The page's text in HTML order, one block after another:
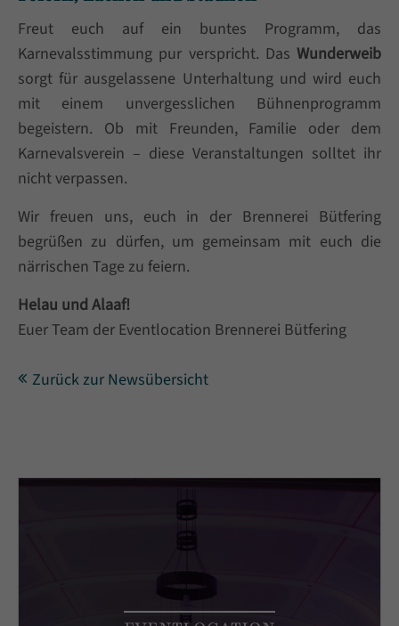
Freut euch auf ein buntes Programm, das
Karnevalsstimmung pur verspricht. Das Wunderweib
sorgt für ausgelassene Unterhaltung und wird euch
mit einem unvergesslichen Bühnenprogramm
begeistern. Ob mit Freunden, Familie oder dem
Karnevalsverein – diese Veranstaltungen solltet ihr
nicht verpassen.
Wir freuen uns, euch in der Brennerei Bütfering
begrüßen zu dürfen, um gemeinsam mit euch die
närrischen Tage zu feiern.
Helau und Alaaf!
Euer Team der Eventlocation Brennerei Bütfering
Zurück zur Newsübersicht